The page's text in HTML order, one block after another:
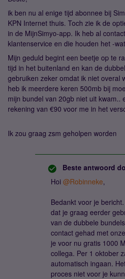
ik ben nu al enige tijd abonnee bij
KPN Internet thuis. Toch zie ik de
in de MijnSimyo-app. Ik heb al
klantenservice en die houden het -
Mijn geduld begint een beetje op te
tijd in het buitenland en kan de
gebruiken zeker omdat ik niet overal
heb ik meerdere keren 500mb bij
mijn bundel van 20gb niet uit kwam..
rekening van €90 voor me in het
Ik zou graag zsm geholpen worden
Beste antwoord
Hoi @Robinneke,
Bedankt voor je
dat je graag eerder
van de dubbele
contact gehad met
je voor nu gratis 1000
collega. Per 1 oktober
automatisch ingaan.
proces niet voor je